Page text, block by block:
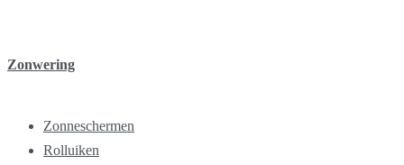
Zonwering
Zonneschermen
Rolluiken